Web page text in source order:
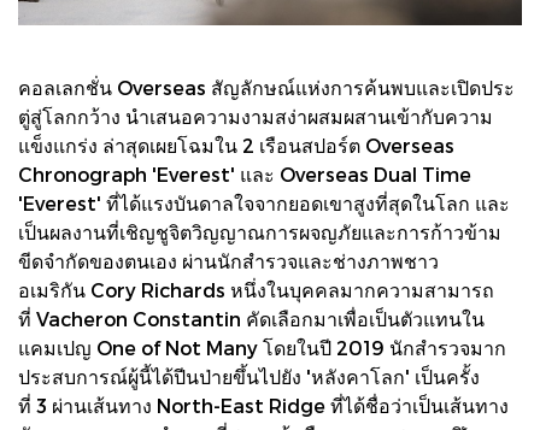
คอลเลกชั่น Overseas สัญลักษณ์แห่งการค้นพบและเปิดประ
ตู่สู่โลกกว้าง นำเสนอความงามสง่าผสมผสานเข้ากับความ
แข็งแกร่ง ล่าสุดเผยโฉมใน 2 เรือนสปอร์ต Overseas
Chronograph 'Everest' และ Overseas Dual Time
'Everest' ที่ได้แรงบันดาลใจจากยอดเขาสูงที่สุดในโลก และ
เป็นผลงานที่เชิญชูจิตวิญญาณการผจญภัยและการก้าวข้าม
ขีดจำกัดของตนเอง ผ่านนักสำรวจและช่างภาพชาว
อเมริกัน Cory Richards หนึ่งในบุคคลมากความสามารถ
ที่ Vacheron Constantin คัดเลือกมาเพื่อเป็นตัวแทนใน
แคมเปญ One of Not Many โดยในปี 2019 นักสำรวจมาก
ประสบการณ์ผู้นี้ได้ปีนป่ายขึ้นไปยัง 'หลังคาโลก' เป็นครั้ง
ที่ 3 ผ่านเส้นทาง North-East Ridge ที่ได้ชื่อว่าเป็นเส้นทาง